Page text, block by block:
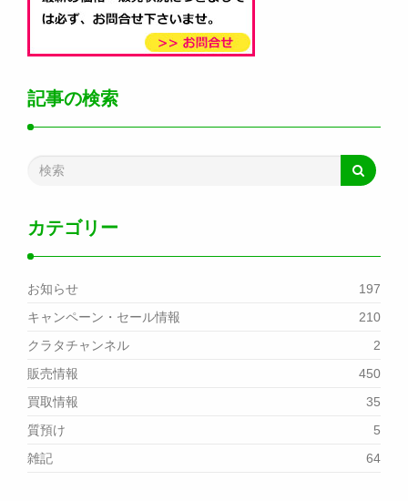
記事の検索
カテゴリー
お知らせ
197
キャンペーン・セール情報
210
クラタチャンネル
2
販売情報
450
買取情報
35
質預け
5
雑記
64